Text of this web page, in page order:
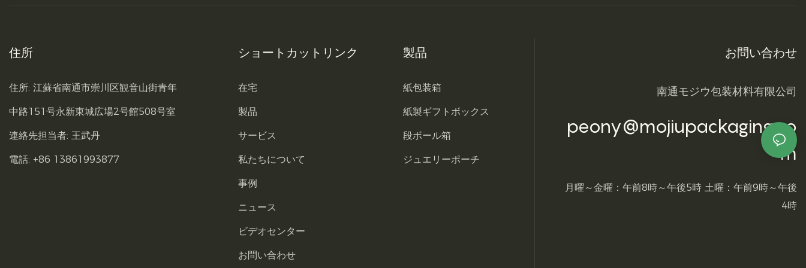
住所
住所: 江蘇省南通市崇川区観音山街青年
中路151号永新東城広場2号館508号室
連絡先担当者: 王武丹
電話: +86 13861993877
ショートカットリンク
在宅
製品
サービス
私たちについて
事例
ニュース
ビデオセンター
お問い合わせ
製品
紙包装箱
紙製ギフトボックス
段ボール箱
ジュエリーポーチ
お問い合わせ
南通モジウ包装材料有限公司
peony@mojiupackaging.co
m
月曜～金曜：午前8時～午後5時 土曜：午前9時～午後
4時